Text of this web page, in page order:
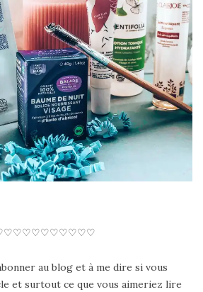
au blog et à me dire si vous
et surtout ce que vous aimeriez lire